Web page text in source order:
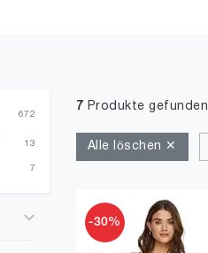
672
13
7
7 Produkte gefunden
Alle löschen ✕
-30%